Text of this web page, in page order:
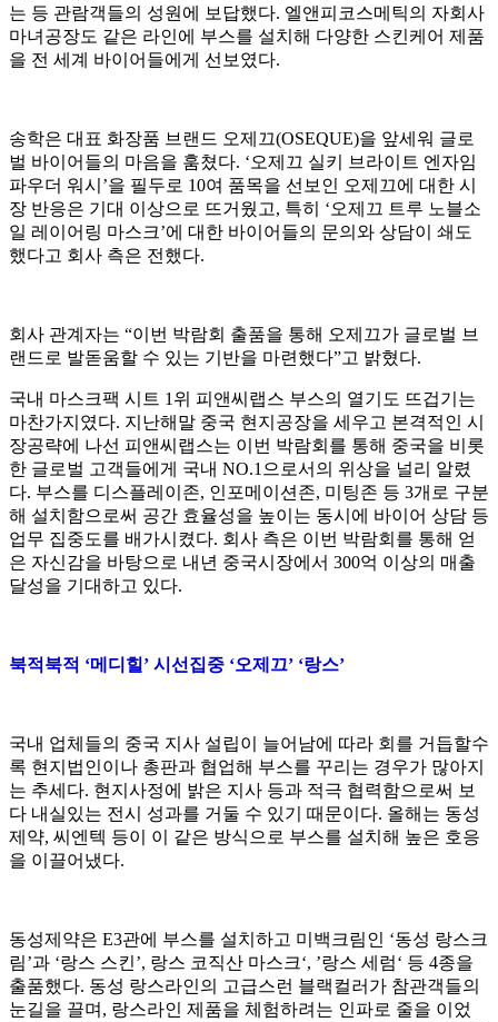
는 등 관람객들의 성원에 보답했다. 엘앤피코스메틱의 자회사
마녀공장도 같은 라인에 부스를 설치해 다양한 스킨케어 제품
을 전 세계 바이어들에게 선보였다.
송학은 대표 화장품 브랜드 오제끄(OSEQUE)을 앞세워 글로
벌 바이어들의 마음을 훔쳤다. ‘오제끄 실키 브라이트 엔자임
파우더 워시’을 필두로 10여 품목을 선보인 오제끄에 대한 시
장 반응은 기대 이상으로 뜨거웠고, 특히 ‘오제끄 트루 노블소
일 레이어링 마스크’에 대한 바이어들의 문의와 상담이 쇄도
했다고 회사 측은 전했다.
회사 관계자는 “이번 박람회 출품을 통해 오제끄가 글로벌 브
랜드로 발돋움할 수 있는 기반을 마련했다”고 밝혔다.
국내 마스크팩 시트 1위 피앤씨랩스 부스의 열기도 뜨겁기는
마찬가지였다. 지난해말 중국 현지공장을 세우고 본격적인 시
장공략에 나선 피앤씨랩스는 이번 박람회를 통해 중국을 비롯
한 글로벌 고객들에게 국내 NO.1으로서의 위상을 널리 알렸
다. 부스를 디스플레이존, 인포메이션존, 미팅존 등 3개로 구분
해 설치함으로써 공간 효율성을 높이는 동시에 바이어 상담 등
업무 집중도를 배가시켰다. 회사 측은 이번 박람회를 통해 얻
은 자신감을 바탕으로 내년 중국시장에서 300억 이상의 매출
달성을 기대하고 있다.
북적북적 ‘메디힐’ 시선집중 ‘오제끄’ ‘랑스’
국내 업체들의 중국 지사 설립이 늘어남에 따라 회를 거듭할수
록 현지법인이나 총판과 협업해 부스를 꾸리는 경우가 많아지
는 추세다. 현지사정에 밝은 지사 등과 적극 협력함으로써 보
다 내실있는 전시 성과를 거둘 수 있기 때문이다. 올해는 동성
제약, 씨엔텍 등이 이 같은 방식으로 부스를 설치해 높은 호응
을 이끌어냈다.
동성제약은 E3관에 부스를 설치하고 미백크림인 ‘동성 랑스크
림’과 ‘랑스 스킨’, 랑스 코직산 마스크‘, ’랑스 세럼‘ 등 4종을
출품했다. 동성 랑스라인의 고급스런 블랙컬러가 참관객들의
눈길을 끌며, 랑스라인 제품을 체험하려는 인파로 줄을 이었